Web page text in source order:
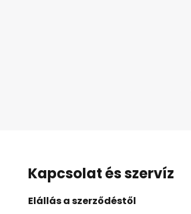
Kapcsolat és szervíz
Elállás a szerződéstől